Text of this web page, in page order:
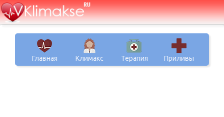
Главная Климакс Терапия Приливы